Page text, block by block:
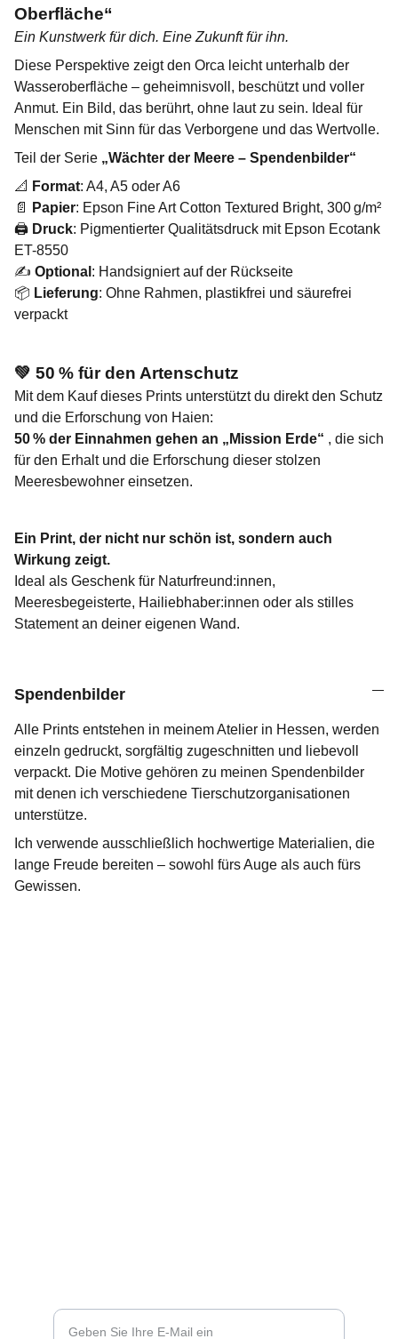
Oberfläche“
Ein Kunstwerk für dich. Eine Zukunft für ihn.
Diese Perspektive zeigt den Orca leicht unterhalb der
Wasseroberfläche – geheimnisvoll, beschützt und voller
Anmut. Ein Bild, das berührt, ohne laut zu sein. Ideal für
Menschen mit Sinn für das Verborgene und das Wertvolle.
Teil der Serie „Wächter der Meere – Spendenbilder“
📐 Format: A4, A5 oder A6
📄
Papier: Epson Fine Art Cotton Textured Bright, 300 g/m²
🖨️ Druck: Pigmentierter Qualitätsdruck mit Epson Ecotank
ET-8550
✍️ Optional : Handsigniert auf der Rückseite
📦 Lieferung: Ohne Rahmen, plastikfrei und säurefrei
verpackt
💚 50 % für den Artenschutz
Mit dem Kauf dieses Prints unterstützt du direkt den Schutz
und die Erforschung von Haien:
50 % der Einnahmen gehen an „Mission Erde“ , die sich
für den Erhalt und die Erforschung dieser stolzen
Meeresbewohner einsetzen.
Ein Print, der nicht nur schön ist, sondern auch
Wirkung zeigt.
Ideal als Geschenk für Naturfreund:innen,
Meeresbegeisterte, Hailiebhaber:innen oder als stilles
Statement an deiner eigenen Wand.
Spendenbilder
Alle Prints entstehen in meinem Atelier in Hessen, werden
einzeln gedruckt, sorgfältig zugeschnitten und liebevoll
verpackt. Die Motive gehören zu meinen Spendenbilder
mit denen ich verschiedene Tierschutzorganisationen
unterstütze.
Ich verwende ausschließlich hochwertige Materialien, die
lange Freude bereiten – sowohl fürs Auge als auch fürs
Gewissen.